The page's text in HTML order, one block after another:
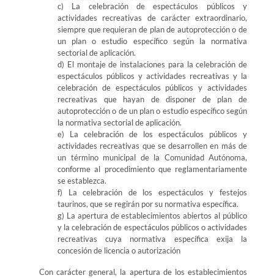
c) La celebración de espectáculos públicos y
actividades recreativas de carácter extraordinario,
siempre que requieran de plan de autoprotección o de
un plan o estudio específico según la normativa
sectorial de aplicación.
d) El montaje de instalaciones para la celebración de
espectáculos públicos y actividades recreativas y la
celebración de espectáculos públicos y actividades
recreativas que hayan de disponer de plan de
autoprotección o de un plan o estudio específico según
la normativa sectorial de aplicación.
e) La celebración de los espectáculos públicos y
actividades recreativas que se desarrollen en más de
un término municipal de la Comunidad Autónoma,
conforme al procedimiento que reglamentariamente
se establezca.
f) La celebración de los espectáculos y festejos
taurinos, que se regirán por su normativa específica.
g) La apertura de establecimientos abiertos al público
y la celebración de espectáculos públicos o actividades
recreativas cuya normativa específica exija la
concesión de licencia o autorización
Con carácter general, la apertura de los establecimientos